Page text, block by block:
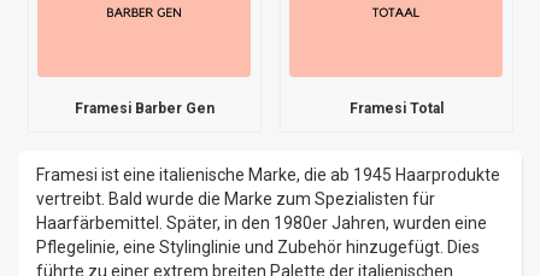
Framesi Barber Gen Framesi Total
Framesi ist eine italienische Marke, die ab 1945 Haarprodukte
vertreibt. Bald wurde die Marke zum Spezialisten für
Haarfärbemittel. Später, in den 1980er Jahren, wurden eine
Pflegelinie, eine Stylinglinie und Zubehör hinzugefügt. Dies
führte zu einer extrem breiten Palette der italienischen